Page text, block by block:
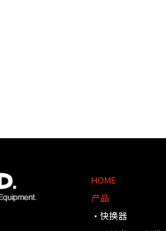
HOME
产品
・快换器